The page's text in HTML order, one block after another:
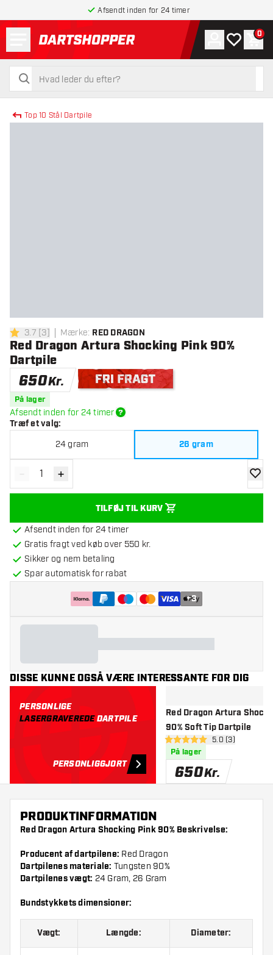
Afsendt inden for 24 timer
tilbage til forsiden
søg
søg
Konto
Min 0
Top 10 Stål Dartpile
3.7 bedømmelsesstjerner
3.7 [3] Mærke: RED DRAGON
Red Dragon Artura Shocking Pink 90%
Dartpile
650Kr.
På lager
Afsendt inden for 24 timer
Træf et valg:
24 gram 26 gram
Reducér antal
- Øg antal
+
TILFØJ TIL KURV
Afsendt inden for 24 timer
Gratis fragt ved køb over 550 kr.
Sikker og nem betaling
Spar automatisk for rabat
+3
DISSE KUNNE OGSÅ VÆRE INTERESSANTE FOR DIG
PERSONLIGE
LASERGRAVEREDEDARTPILE
PERSONLIGGJORT
Red Dragon Artura
90% Soft Tip Dartpile
åbn
5 bedømmelsesstjerner
5.0 (3)
På lager
650Kr.
PRODUKTINFORMATION
Red Dragon Artura Shocking Pink 90% Beskrivelse:
Producent af dartpilene: Red Dragon
Dartpilenes materiale: Tungsten 90%
Dartpilenes vægt: 24 Gram, 26 Gram
Bundstykkets dimensioner:
Vægt: Længde: Diameter: